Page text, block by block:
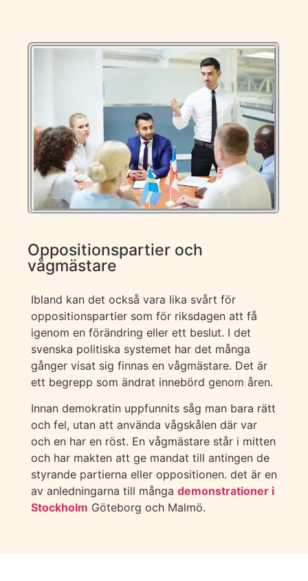
Oppositionspartier och
vågmästare
Ibland kan det också vara lika svårt för
oppositionspartier som för riksdagen att få
igenom en förändring eller ett beslut. I det
svenska politiska systemet har det många
gånger visat sig finnas en vågmästare. Det är
ett begrepp som ändrat innebörd genom åren.
Innan demokratin uppfunnits såg man bara rätt
och fel, utan att använda vågskålen där var
och en har en röst. En vågmästare står i mitten
och har makten att ge mandat till antingen de
styrande partierna eller oppositionen. det är en
av anledningarna till många demonstrationer i
Stockholm Göteborg och Malmö.